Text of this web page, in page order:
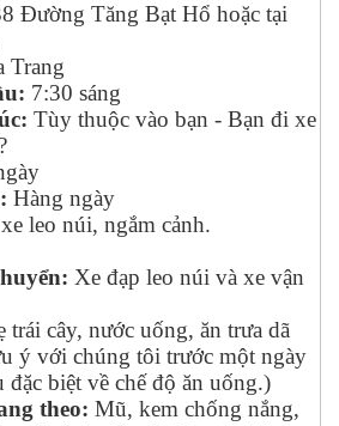
Đường Tăng Bạt Hổ hoặc tại
Trang
7:30 sáng
Tùy thuộc vào bạn - Bạn đi xe
Hàng ngày
leo núi, ngắm cảnh.
Xe đạp leo núi và xe vận
trái cây, nước uống, ăn trưa dã
ý với chúng tôi trước một ngày
đặc biệt về chế độ ăn uống.)
theo: Mũ, kem chống nắng,